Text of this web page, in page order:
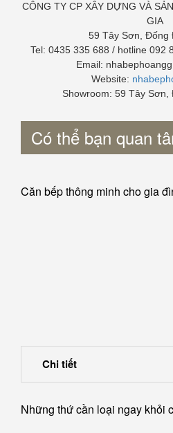
CÔNG TY CP XÂY DỰNG VÀ
GIA
59 Tây Sơn, Đống
Tel: 0435 335 688 / hotline 092
Email:
Website:
Showroom: 59 Tây
Có thể bạn quan
Căn bếp thông minh cho gia
Chi tiết
Những thứ cần loại ngay khỏi